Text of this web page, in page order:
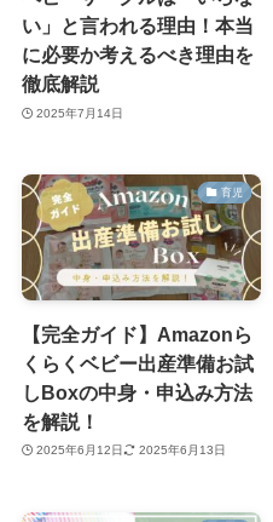
い」と言われる理由！本当
に必要か考えるべき理由を
徹底解説
2025年7月14日
育児
【完全ガイド】Amazonら
くらくベビー出産準備お試
しBoxの中身・申込み方法
を解説！
2025年6月12日 2025年6月13日